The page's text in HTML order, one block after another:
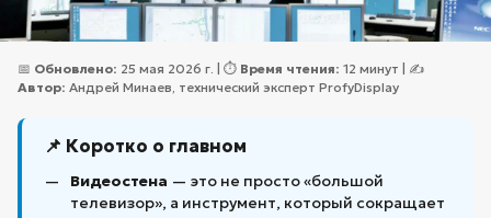
📅 Обновлено: 25 мая 2026 г. | ⏱️ Время чтения: 12 минут | ✍️
Автор: Андрей Минаев, технический эксперт ProfyDisplay
📌 Коротко о главном
Видеостена — это не просто «большой
телевизор», а инструмент, который сокращает